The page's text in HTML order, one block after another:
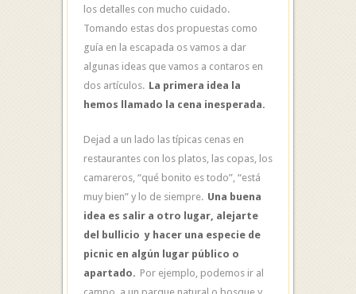
los detalles con mucho cuidado.
Tomando estas dos propuestas como
guía en la escapada os vamos a dar
algunas ideas que vamos a contaros en
dos artículos. La primera idea la
hemos llamado la cena inesperada.
Dejad a un lado las típicas cenas en
restaurantes con los platos, las copas, los
camareros, “qué bonito es todo”, “está
muy bien” y lo de siempre. Una buena
idea es salir a otro lugar, alejarte
del bullicio y hacer una especie de
picnic en algún lugar público o
apartado. Por ejemplo, podemos ir al